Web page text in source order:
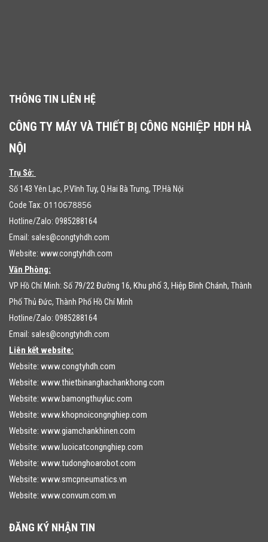
THÔNG TIN LIÊN HỆ
CÔNG TY MÁY VÀ THIẾT BỊ CÔNG NGHIỆP HDH HÀ
NỘI
Trụ Sở:
Số 143 Yên Lạc, P.Vĩnh Tuy, Q.Hai Bà Trưng, TP.Hà Nội
Code Tax: 0110678856
Hotline/Zalo: 0985288164
Email: sales@congtyhdh.com
Website: www.congtyhdh.com
Văn Phòng:
VP Hồ Chí Minh: Số 79/22 Đường 16, Khu phố 3, Hiệp Bình Chánh, Thành
Phố Thủ Đức, Thành Phố Hồ Chí Minh
Hotline/Zalo: 0985288164
Email: sales@congtyhdh.com
Liên kết website:
Website: www.congtyhdh.com
Website: www.thietbinanghachankhong.com
Website: www.bamongthuyluc.com
Website: www.khopnoicongnghiep.com
Website: www.giamchankhinen.com
Website: www.luoicatcongnghiep.com
Website: www.tudonghoarobot.com
Website: www.smcpneumatics.vn
Website: www.convum.com.vn
ĐĂNG KÝ NHẬN TIN